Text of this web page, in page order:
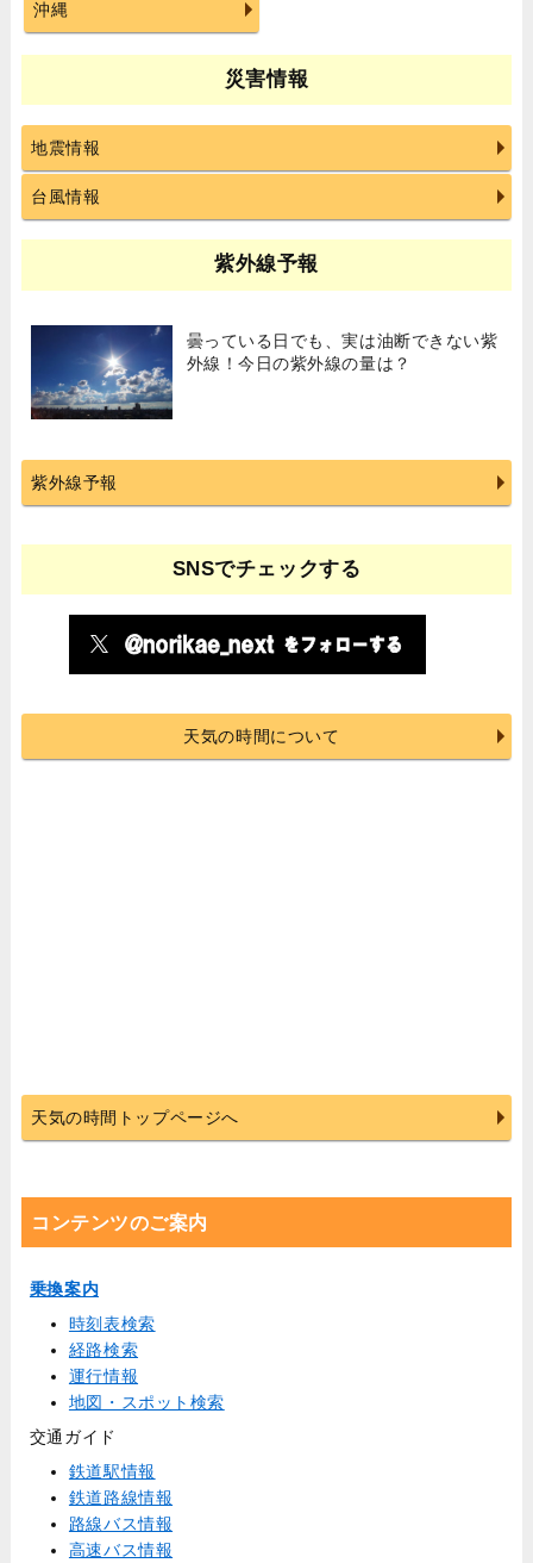
沖縄
災害情報
地震情報
台風情報
紫外線予報
曇っている日でも、実は油断できない紫
外線！今日の紫外線の量は？
紫外線予報
SNSでチェックする
天気の時間について
天気の時間トップページへ
コンテンツのご案内
乗換案内
時刻表検索
経路検索
運行情報
地図・スポット検索
交通ガイド
鉄道駅情報
鉄道路線情報
路線バス情報
高速バス情報